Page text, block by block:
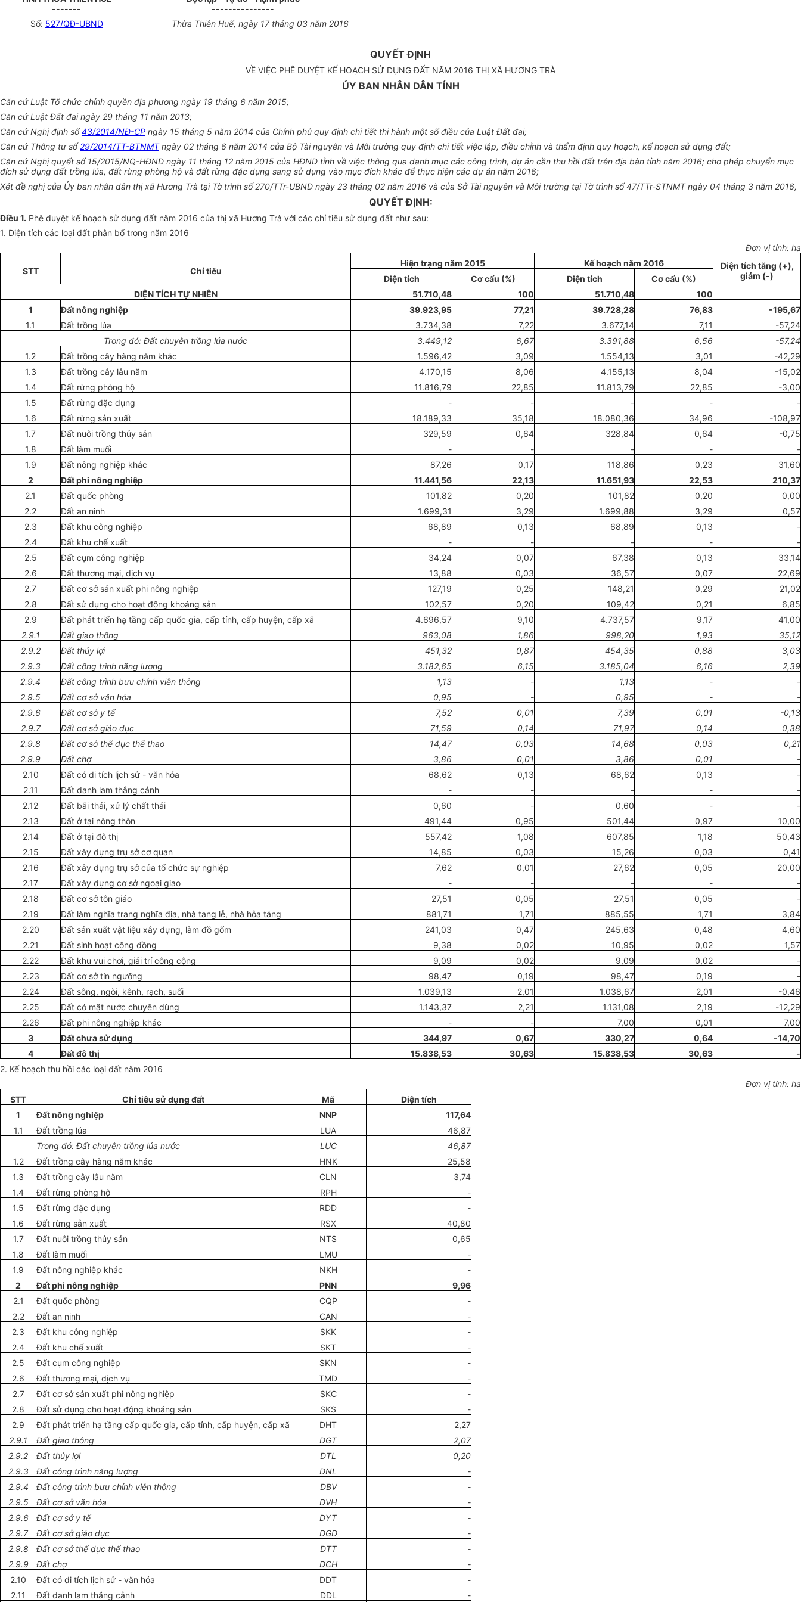
-------
---------------
Số: 527/QĐ-UBND Thừa Thiên Huế, ngày 17 tháng 03 năm 2016
QUYẾT ĐỊNH
VỀ VIỆC PHÊ DUYỆT KẾ HOẠCH SỬ DỤNG ĐẤT NĂM 2016 THỊ XÃ HƯƠNG TRÀ
ỦY BAN NHÂN DÂN TỈNH
Căn cứ Luật Tổ chức chính quyền địa phương ngày 19 tháng 6 năm 2015;
Căn cứ Luật Đất đai ngày 29 tháng 11 năm 2013;
Căn cứ Nghị định số43/2014/NĐ-CP ngày 15 tháng 5 năm 2014 của Chính phủ quy định chi tiết thi hành một số điều của Luật Đất đai;
Căn cứ Thông tư số29/2014/TT-BTNMTngày 02 tháng 6 năm 2014 của Bộ Tài nguyên và Môi trường quy định chi tiết việc lập, điều chỉnh và thẩm định quy hoạch, kế hoạch sử dụng đất;
Căn cứ Nghị quyết số 15/2015/NQ-HĐND ngày 11 tháng 12 năm 2015 của HĐND tỉnh về việc thông qua danh mục các công trình, dự án cần thu hồi đất trên địa bàn tỉnh năm 2016; cho phép chuyển mục
đích sử dụng đất trồng lúa, đất rừng phòng hộ và đất rừng đặc dụng sang sử dụng vào mục đích khác để thực hiện các dự án năm 2016;
Xét đề nghị của Ủy ban nhân dân thị xã Hương Trà tại Tờ trình số 270/TTr-UBND ngày 23 tháng 02 năm 2016 và của Sở Tài nguyên và Môi trường tại Tờ trình số 47/TTr-STNMT ngày 04 tháng 3 năm 2016,
QUYẾT ĐỊNH:
Điều 1. Phê duyệt kế hoạch sử dụng đất năm 2016 của thị xã Hương Trà với các chỉ tiêu sử dụng đất như sau:
1. Diện tích các loại đất phân bổ trong năm 2016
Đơn vị tính: ha
STT Chỉ tiêu
Hiện trạng năm 2015 Kế hoạch năm 2016 Diện tích tăng (+),
giảm (-)
Diện tích Cơ cấu (%) Diện tích
Cơ cấu (%)
DIỆN TÍCH TỰ NHIÊN
51.710,48 100 51.710,48
100
1
Đất nông nghiệp 39.923,95 77,21 39.728,28 76,83
-195,67
1.1
Đất trồng lúa 3.734,38 7,22 3.677,14 7,11
-57,24
Trong đó: Đất chuyên trồng lúa nước 3.449,12 6,67 3.391,88 6,56
-57,24
1.2
Đất trồng cây hàng năm khác 1.596,42 3,09 1.554,13 3,01
-42,29
1.3
Đất trồng cây lâu năm 4.170,15 8,06 4.155,13 8,04
-15,02
1.4
Đất rừng phòng hộ 11.816,79 22,85 11.813,79 22,85
-3,00
1.5
Đất rừng đặc dụng - - - -
-
1.6
Đất rừng sản xuất 18.189,33 35,18 18.080,36 34,96
-108,97
1.7
Đất nuôi trồng thủy sản 329,59 0,64 328,84 0,64
-0,75
1.8
Đất làm muối - - - -
-
1.9
Đất nông nghiệp khác 87,26 0,17 118,86 0,23
31,60
2
Đấtphi nông nghiệp 11.441,56 22,13 11.651,93 22,53
210,37
2.1
Đất quốc phòng 101,82 0,20 101,82 0,20
0,00
2.2
Đất an ninh 1.699,31 3,29 1.699,88 3,29
0,57
2.3
Đất khu công nghiệp 68,89 0,13 68,89 0,13
-
2.4
Đất khu chế xuất - - - -
-
2.5
Đất cụm công nghiệp 34,24 0,07 67,38 0,13
33,14
2.6
Đất thương mại, dịch vụ 13,88 0,03 36,57 0,07
22,69
2.7
Đất cơ sởsản xuất phi nông nghiệp 127,19 0,25 148,21 0,29
21,02
2.8
Đất sử dụng cho hoạt động khoáng sản 102,57 0,20 109,42 0,21
6,85
2.9
Đất phát triển hạ tầng cấp quốc gia, cấp tỉnh, cấp huyện, cấp xã 4.696,57 9,10 4.737,57 9,17
41,00
2.9.1 Đất giao thông 963,08 1,86 998,20 1,93
35,12
2.9.2 Đất thủy lợi 451,32 0,87 454,35 0,88
3,03
2.9.3
Đất công trình năng lượng 3.182,65 6,15 3.185,04 6,16
2,39
2.9.4
Đất công trình bưu chính viễn thông 1,13 - 1,13 -
-
2.9.5
Đất cơ sở văn hóa 0,95 - 0,95 -
-
2.9.6
Đất cơ sở y tế 7,52 0,01 7,39 0,01
-0,13
2.9.7
Đất cơ sở giáo dục 71,59 0,14 71,97 0,14
0,38
2.9.8
Đất cơ sở thể dục thể thao 14,47 0,03 14,68 0,03
0,21
2.9.9
Đất chợ 3,86 0,01 3,86 0,01
-
2.10
Đất có di tích lịch sử - văn hóa 68,62 0,13 68,62 0,13
-
2.11
Đất danh lam thắng cảnh - - - -
-
2.12
Đất bãi thải, xử lý chất thải 0,60 - 0,60 -
-
2.13
Đất ởtại nông thôn 491,44 0,95 501,44 0,97
10,00
2.14
Đất ở tại đô thị 557,42 1,08 607,85 1,18
50,43
2.15
Đất xây dựng trụ sở cơ quan 14,85 0,03 15,26 0,03
0,41
2.16
Đất xây dựng trụ sở của tổ chức sự nghiệp 7,62 0,01 27,62 0,05
20,00
2.17
Đất xây dựng cơ sở ngoại giao - - - -
-
2.18
Đất cơ sở tôn giáo 27,51 0,05 27,51 0,05
-
2.19
Đất làm nghĩa trang nghĩa địa, nhà tang lễ, nhà hỏa táng 881,71 1,71 885,55 1,71
3,84
2.20
Đất sản xuất vật liệu xây dựng, làm đồ gốm 241,03 0,47 245,63 0,48
4,60
2.21
Đất sinh hoạt cộng đồng 9,38 0,02 10,95 0,02
1,57
2.22
Đất khu vui chơi, giải trí công cộng 9,09 0,02 9,09 0,02
-
2.23
Đất cơ sở tín ngưỡng 98,47 0,19 98,47 0,19
-
2.24
Đất sông, ngòi, kênh, rạch, suối 1.039,13 2,01 1.038,67 2,01
-0,46
2.25
Đất có mặt nước chuyên dùng 1.143,37 2,21 1.131,08 2,19
-12,29
2.26
Đất phi nông nghiệp khác - - 7,00 0,01
7,00
3
Đất chưa sử dụng 344,97 0,67 330,27 0,64
-14,70
4
Đất đô thị 15.838,53 30,63 15.838,53 30,63
-
2. Kế hoạch thu hồi các loại đất năm 2016
Đơn vị tính: ha
STT
Chỉ tiêu sử dụng đất Mã
Diện tích
1
Đất nông nghiệp NNP
117,64
1.1
Đất trồng lúa LUA
46,87
Trong đó: Đất chuyên trồng lúa nước
LUC
46,87
1.2
Đất trồng cây hàng năm khác HNK
25,58
1.3
Đất trồng cây lâu năm CLN
3,74
1.4
Đất rừng phòng hộ RPH
-
1.5
Đất rừng đặc dụng RDD
-
1.6
Đất rừng sản xuất RSX
40,80
1.7
Đất nuôi trồng thủy sản NTS
0,65
1.8
Đất làm muối LMU
-
1.9
Đất nông nghiệp khác NKH
-
2
Đấtphi nông nghiệp PNN
9,96
2.1
Đất quốc phòng CQP
-
2.2
Đất an ninh CAN
-
2.3
Đất khu công nghiệp SKK
-
2.4
Đất khu chế xuất SKT
-
2.5
Đất cụm công nghiệp SKN
-
2.6
Đất thương mại, dịch vụ TMD
-
2.7
Đất cơ sở sản xuất phi nông nghiệp SKC
-
2.8
Đất sử dụng cho hoạt động khoáng sản SKS
-
2.9
Đất phát triển hạ tầng cấp quốc gia, cấp tỉnh, cấp huyện, cấp xã DHT
2,27
2.9.1
Đất giao thông DGT
2,07
2.9.2
Đất thủy lợi DTL
0,20
2.9.3
Đất công trình năng lượng DNL
-
2.9.4
Đất công trình bưu chính viễn thông DBV
-
2.9.5
Đất cơ sở văn hóa DVH
-
2.9.6
Đất cơ sở y tế DYT
-
2.9.7
Đất cơ sở giáo dục DGD
-
2.9.8
Đất cơ sở thể dục thể thao DTT
-
2.9.9
Đất chợ DCH
-
2.10
Đất có di tích lịch sử - văn hóa DDT
-
2.11
Đất danh lam thắng cảnh DDL -